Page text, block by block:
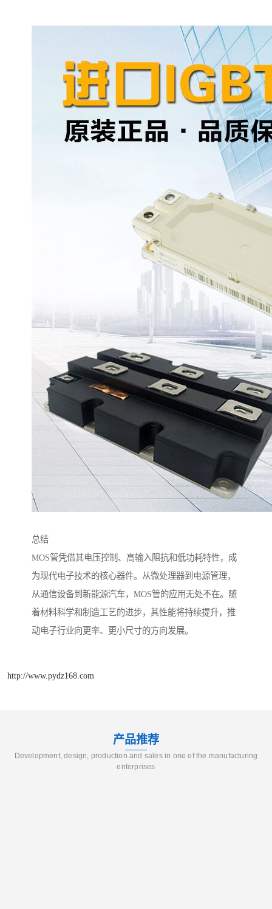
总结
MOS管凭借其电压控制、高输入阻抗和低功耗特性，成
为现代电子技术的核心器件。从微处理器到电源管理，
从通信设备到新能源汽车，MOS管的应用无处不在。随
着材料科学和制造工艺的进步，其性能将持续提升，推
动电子行业向更率、更小尺寸的方向发展。
http://www.pydz168.com
产品推荐
Development, design, production and sales in one of the manufacturing
enterprises